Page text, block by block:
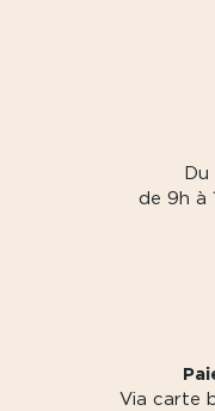
Du
de 9h à
Via carte